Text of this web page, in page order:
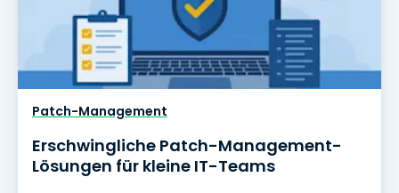
Patch-Management
Erschwingliche Patch-Management-
Lösungen für kleine IT-Teams